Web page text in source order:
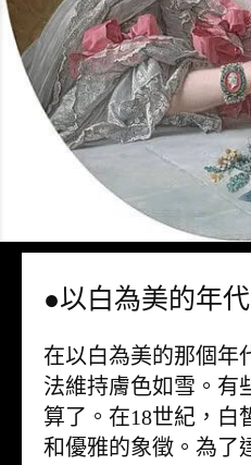
●以白為美的年代
在以白為美的那個年
法維持膚色如雪。
算了。在18世紀，白
和優雅的象徵。為了